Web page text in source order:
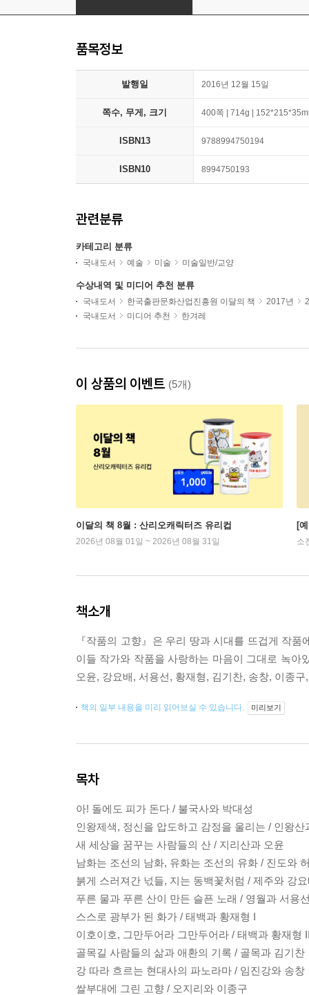
품목정보
발행일 2016년 12월 15일
쪽수, 무게, 크기 400쪽 | 714g |
ISBN13 9788994750194
ISBN10 8994750193
관련분류
카테고리 분류
국내도서 예술 미술 미술일반/교양
수상내역 및 미디어 추천 분류
국내도서 한국출판문화산업진흥원 이달의 책 2017년
국내도서
미디어 추천 한겨레
이 상품의 이벤트 (5개)
이달의 책 8월 : 산리오캐릭터즈 유리컵
2026년 08월 01일 ~ 2026년 08월 31일
[
소
책소개
『작품의 고향』은 우리 땅과 시대를 뜨겁게 작
이들 작가와 작품을 사랑하는 마음이 그대로 녹아
오윤, 강요배, 서용선, 황재형, 김기찬, 송창, 이종
책의 일부 내용을 미리 읽어보실 수 있습니다. 미리보기
목차
아! 돌에도 피가 돈다 / 불국사와 박대성
인왕제색, 정신을 압도하고 감정을 울리는 / 인왕산
새 세상을 꿈꾸는 사람들의 산 / 지리산과 오윤
남화는 조선의 남화, 유화는 조선의 유화 / 진도와
붉게 스러져간 넋들, 지는 동백꽃처럼 / 제주와 강
푸른 물과 푸른 산이 만든 슬픈 노래 / 영월과 서용
스스로 광부가 된 화가 / 태백과 황재형 I
이호이호, 그만두어라 그만두어라 / 태백과 황재형
골목길 사람들의 삶과 애환의 기록 / 골목과 김기찬
강 따라 흐르는 현대사의 파노라마 / 임진강와 송창
쌀부대에 그린 고향 / 오지리와 이종구